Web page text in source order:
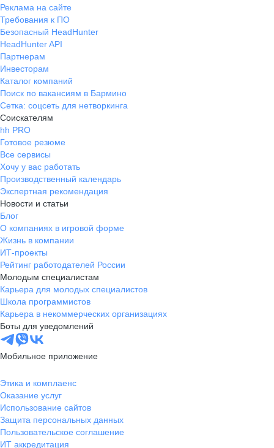
Реклама на сайте
Требования к ПО
Безопасный HeadHunter
HeadHunter API
Партнерам
Инвесторам
Каталог компаний
Поиск по вакансиям в Бармино
Сетка: соцсеть для нетворкинга
Соискателям
hh PRO
Готовое резюме
Все сервисы
Хочу у вас работать
Производственный календарь
Экспертная рекомендация
Новости и статьи
Блог
О компаниях в игровой форме
Жизнь в компании
ИТ-проекты
Рейтинг работодателей России
Молодым специалистам
Карьера для молодых специалистов
Школа программистов
Карьера в некоммерческих организациях
Боты для уведомлений
Мобильное приложение
Этика и комплаенс
Оказание услуг
Использование сайтов
Защита персональных данных
Пользовательское соглашение
ИТ аккредитация